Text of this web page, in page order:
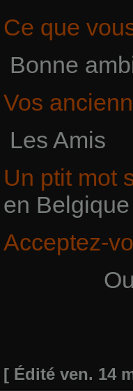
Ce que
Bonne
Vos
Les Amis
Un ptit mot
en
Acceptez-
[ Édité ven. 14